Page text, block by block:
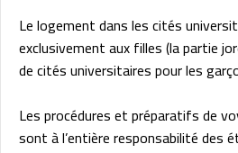
Le logement dans les cités
exclusivement aux filles (la partie
de cités universitaires pour les
Les procédures et préparatifs de
sont à l’entière responsabilité des